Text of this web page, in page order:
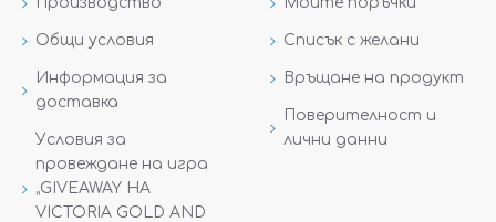
Общи условия
Информация за
доставка
Условия за
провеждане на игра
„GIVEAWAY НА
VICTORIA GOLD AND
Списък с желани
Връщане на продукт
Поверителност и
лични данни